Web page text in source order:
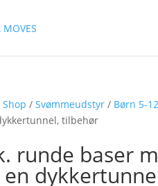
Shop /Svømmeudstyr / Børn 5-
tilbehør
runde baser
en